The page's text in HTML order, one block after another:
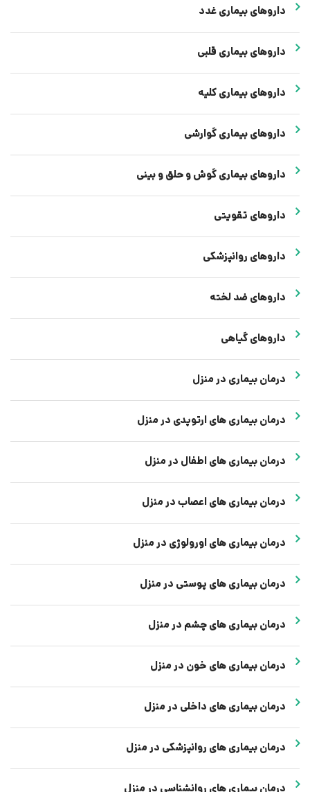
داروهای بیماری غدد
داروهای بیماری قلبی
داروهای بیماری کلیه
داروهای بیماری گوارشی
داروهای بیماری گوش و حلق و بینی
داروهای تقویتی
داروهای روانپزشکی
داروهای ضد لخته
داروهای گیاهی
درمان بیماری در منزل
درمان بیماری های ارتوپدی در منزل
درمان بیماری های اطفال در منزل
درمان بیماری های اعصاب در منزل
درمان بیماری های اورولوژی در منزل
درمان بیماری های پوستی در منزل
درمان بیماری های چشم در منزل
درمان بیماری های خون در منزل
درمان بیماری های داخلی در منزل
درمان بیماری های روانپزشکی در منزل
درمان بیماری های روانشناسی در منزل